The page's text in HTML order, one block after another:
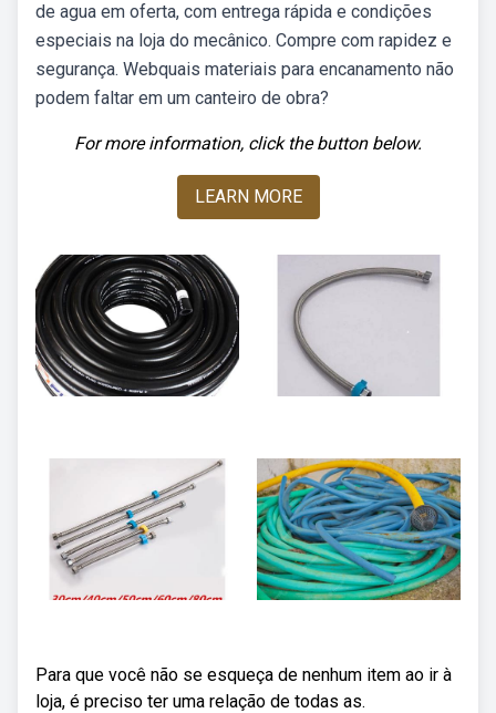
de agua em oferta, com entrega rápida e condições
especiais na loja do mecânico. Compre com rapidez e
segurança. Webquais materiais para encanamento não
podem faltar em um canteiro de obra?
For more information, click the button below.
LEARN MORE
Para que você não se esqueça de nenhum item ao ir à
loja, é preciso ter uma relação de todas as.